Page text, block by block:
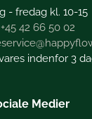
- fredag kl. 10-15
+45 42 66 50 02
indenfor 3
Medier